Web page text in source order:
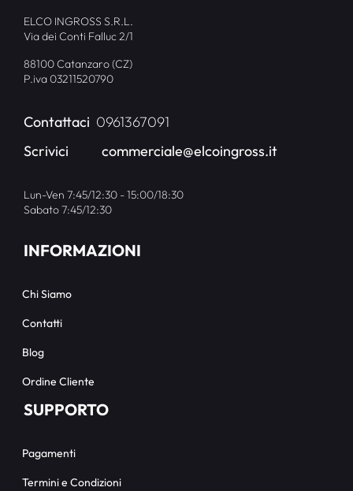
ELCO INGROSS S.R.L.
Via dei Conti Falluc 2/1
88100 Catanzaro (CZ)
P.iva 03211520790
Contattaci 0961367091
Scrivici
commerciale@elcoingross.it
Lun-Ven 7:45/12:30 - 15:00/18:30
Sabato 7:45/12:30
INFORMAZIONI
Chi Siamo
Contatti
Blog
Ordine Cliente
SUPPORTO
Pagamenti
Termini e Condizioni